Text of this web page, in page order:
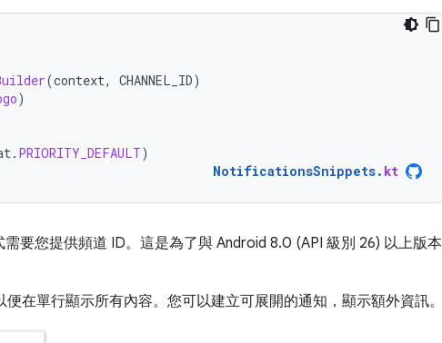
(context, CHANNEL_ID)
)
. PRIORITY_DEFAULT)
NotificationsSnippets. kt
需要您提供頻道 ID。這是為了與 Android 8.0 (API 級別 26) 以上版本
在單行顯示所有內容。您可以建立可展開的通知，顯示額外資訊。